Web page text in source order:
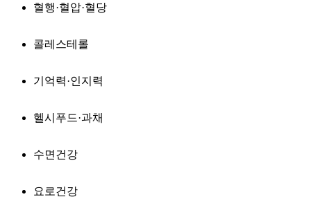
혈행·혈압·혈당
콜레스테롤
기억력·인지력
헬시푸드·과채
수면건강
요로건강